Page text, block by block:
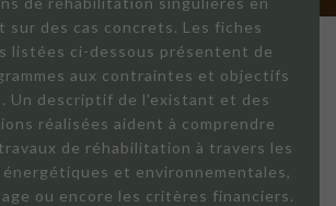
sur des cas concrets. Les fiches
listées ci-dessous présentent de
aux contraintes et objectifs
Un descriptif de l'existant et des
réalisées aident à comprendre
de réhabilitation à travers les
énergétiques et environnementales,
ou encore les critères financiers.